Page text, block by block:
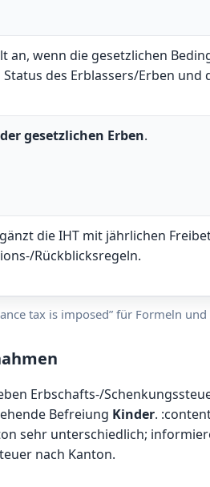
an, wenn die gesetzlichen
des Erblassers/Erben und
gesetzlichen Erben.
die IHT mit jährlichen
Rückblicksregeln.
tax is imposed” für Formeln
Erbschafts-/
Befreiung Kinder.
sehr unterschiedlich;
nach Kanton.